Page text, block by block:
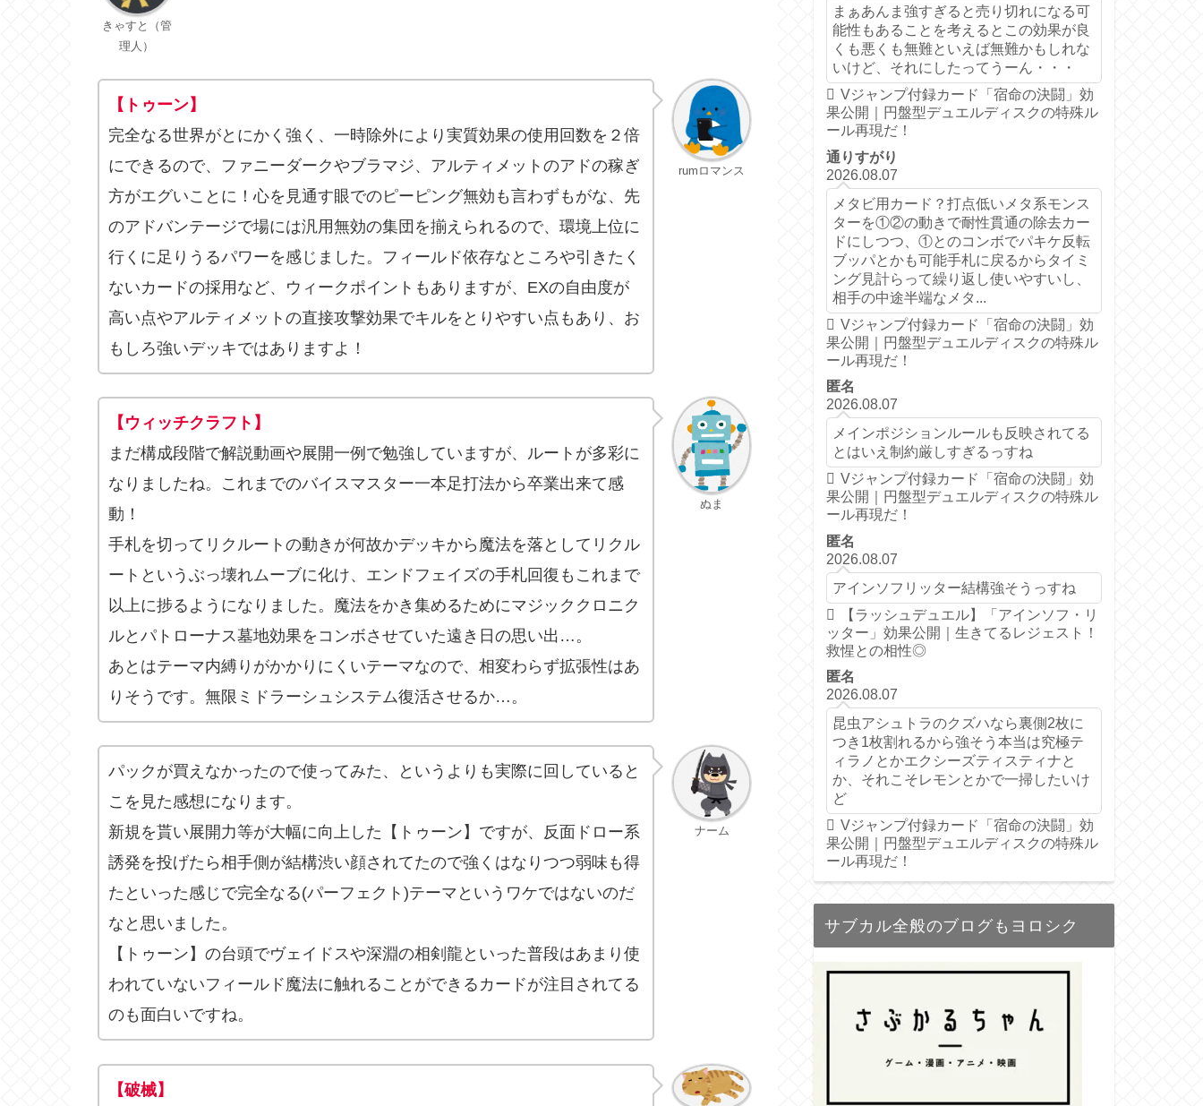
きゃすと（管
理人）
rumロマンス
【トゥーン】
完全なる世界がとにかく強く、一時除外により実質効果の使用回数を２倍
にできるので、ファニーダークやブラマジ、アルティメットのアドの稼ぎ
方がエグいことに！心を見通す眼でのピーピング無効も言わずもがな、先
のアドバンテージで場には汎用無効の集団を揃えられるので、環境上位に
行くに足りうるパワーを感じました。フィールド依存なところや引きたく
ないカードの採用など、ウィークポイントもありますが、EXの自由度が
高い点やアルティメットの直接攻撃効果でキルをとりやすい点もあり、お
もしろ強いデッキではありますよ！
ぬま
【ウィッチクラフト】
まだ構成段階で解説動画や展開一例で勉強していますが、ルートが多彩に
なりましたね。これまでのバイスマスター一本足打法から卒業出来て感
動！
手札を切ってリクルートの動きが何故かデッキから魔法を落としてリクル
ートというぶっ壊れムーブに化け、エンドフェイズの手札回復もこれまで
以上に捗るようになりました。魔法をかき集めるためにマジッククロニク
ルとパトローナス墓地効果をコンボさせていた遠き日の思い出…。
あとはテーマ内縛りがかかりにくいテーマなので、相変わらず拡張性はあ
りそうです。無限ミドラーシュシステム復活させるか…。
ナーム
パックが買えなかったので使ってみた、というよりも実際に回していると
こを見た感想になります。
新規を貰い展開力等が大幅に向上した【トゥーン】ですが、反面ドロー系
誘発を投げたら相手側が結構渋い顔されてたので強くはなりつつ弱味も得
たといった感じで完全なる(パーフェクト)テーマというワケではないのだ
なと思いました。
【トゥーン】の台頭でヴェイドスや深淵の相剣龍といった普段はあまり使
われていないフィールド魔法に触れることができるカードが注目されてる
のも面白いですね。
【破械】
まぁあんま強すぎると売り切れになる可
能性もあることを考えるとこの効果が良
くも悪くも無難といえば無難かもしれな
いけど、それにしたってうーん・・・
Vジャンプ付録カード「宿命の決闘」効
果公開｜円盤型デュエルディスクの特殊ル
ール再現だ！
通りすがり
2026.08.07
メタビ用カード？打点低いメタ系モンス
ターを①②の動きで耐性貫通の除去カー
ドにしつつ、①とのコンボでパキケ反転
ブッパとかも可能手札に戻るからタイミ
ング見計らって繰り返し使いやすいし、
相手の中途半端なメタ...
Vジャンプ付録カード「宿命の決闘」効
果公開｜円盤型デュエルディスクの特殊ル
ール再現だ！
匿名
2026.08.07
メインポジションルールも反映されてる
とはいえ制約厳しすぎるっすね
Vジャンプ付録カード「宿命の決闘」効
果公開｜円盤型デュエルディスクの特殊ル
ール再現だ！
匿名
2026.08.07
アインソフリッター結構強そうっすね
【ラッシュデュエル】「アインソフ・リ
ッター」効果公開｜生きてるレジェスト！
救惺との相性◎
匿名
2026.08.07
昆虫アシュトラのクズハなら裏側2枚に
つき1枚割れるから強そう本当は究極テ
ィラノとかエクシーズティスティナと
か、それこそレモンとかで一掃したいけ
ど
Vジャンプ付録カード「宿命の決闘」効
果公開｜円盤型デュエルディスクの特殊ル
ール再現だ！
サブカル全般のブログもヨロシク